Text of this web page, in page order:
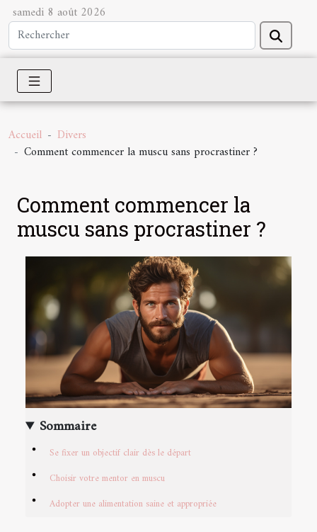
samedi 8 août 2026
Accueil
Divers
Comment commencer la muscu sans procrastiner ?
Comment commencer la
muscu sans procrastiner ?
Sommaire
Se fixer un objectif clair dès le départ
Choisir votre mentor en muscu
Adopter une alimentation saine et appropriée